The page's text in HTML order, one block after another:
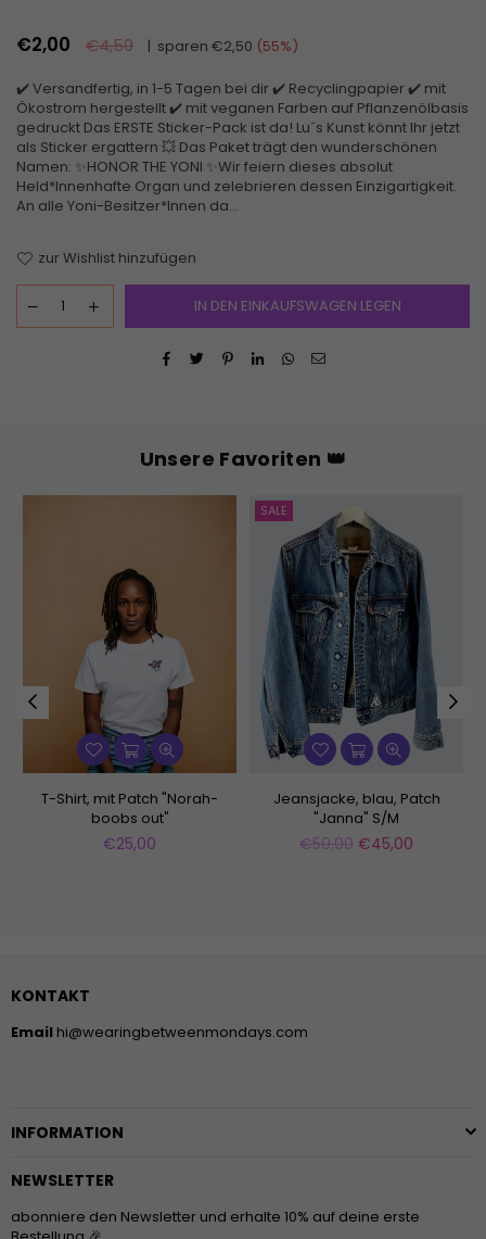
Normaler
Preis
€2,00 €4,50 | sparen €2,50 (55%)
✔️ Versandfertig, in 1-5 Tagen bei dir ✔️ Recyclingpapier ✔️ mit
Ökostrom hergestellt ✔️ mit veganen Farben auf Pflanzenölbasis
gedruckt Das ERSTE Sticker-Pack ist da! Lu´s Kunst könnt Ihr jetzt
als Sticker ergattern 💥 Das Paket trägt den wunderschönen
Namen: ✨HONOR THE YONI ✨Wir feiern dieses absolut
Held*Innenhafte Organ und zelebrieren dessen Einzigartigkeit.
An alle Yoni-Besitzer*Innen da...
zur Wishlist hinzufügen
IN DEN EINKAUFSWAGEN LEGEN
Unsere Favoriten 👑
T-Shirt, mit Patch "Norah-
boobs out"
Normaler
€25,00
SALE
Jeansjacke, blau, Patch
"Janna" S/M
Normaler
€50,00 €45,00
KONTAKT
Email hi@wearingbetweenmondays.com
INFORMATION
NEWSLETTER
abonniere den Newsletter und erhalte 10% auf deine erste